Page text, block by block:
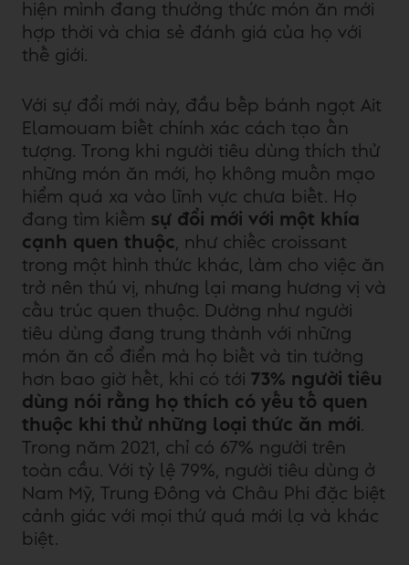
hiện mình đang thưởng thức món ăn mới
hợp thời và chia sẻ đánh giá của họ với
thế giới.
Với sự đổi mới này, đầu bếp bánh ngọt Ait
Elamouam biết chính xác cách tạo ấn
tượng. Trong khi người tiêu dùng thích thử
những món ăn mới, họ không muốn mạo
hiểm quá xa vào lĩnh vực chưa biết. Họ
đang tìm kiếm sự đổi mới với một khía
cạnh quen thuộc , như chiếc croissant
trong một hình thức khác, làm cho việc ăn
trở nên thú vị, nhưng lại mang hương vị và
cấu trúc quen thuộc. Dường như người
tiêu dùng đang trung thành với những
món ăn cổ điển mà họ biết và tin tưởng
hơn bao giờ hết, khi có tới 73% người tiêu
dùng nói rằng họ thích có yếu tố quen
thuộc khi thử những loại thức ăn mới.
Trong năm 2021, chỉ có 67% người trên
toàn cầu. Với tỷ lệ 79%, người tiêu dùng ở
Nam Mỹ, Trung Đông và Châu Phi đặc biệt
cảnh giác với mọi thứ quá mới lạ và khác
biệt.